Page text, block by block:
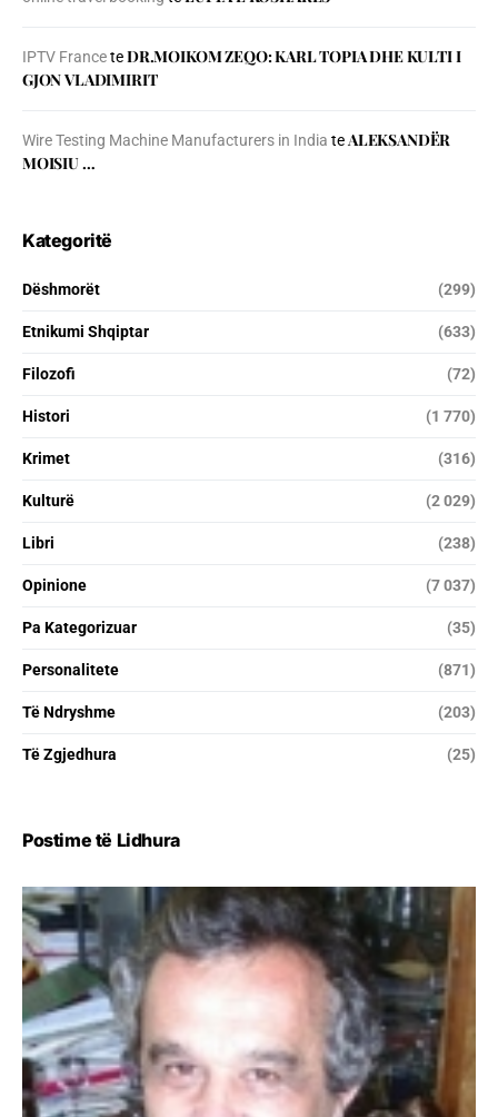
IPTV FranceteDR.MOIKOM ZEQO: KARL TOPIA DHE KULTI I
GJON VLADIMIRIT
Wire Testing Machine Manufacturers in India teALEKSANDËR
MOISIU …
Kategoritë
Dëshmorët (299)
Etnikumi Shqiptar (633)
Filozofi (72)
Histori (1 770)
Krimet (316)
Kulturë (2 029)
Libri (238)
Opinione (7 037)
Pa Kategorizuar (35)
Personalitete (871)
Të Ndryshme (203)
Të Zgjedhura (25)
Postime të Lidhura